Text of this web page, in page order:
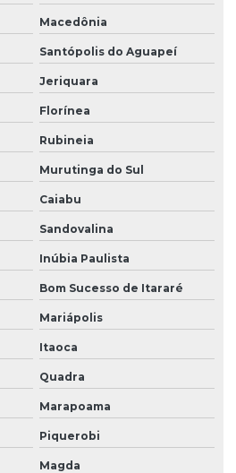
Macedônia
Santópolis do Aguapeí
Jeriquara
Florínea
Rubineia
Murutinga do Sul
Caiabu
Sandovalina
Inúbia Paulista
Bom Sucesso de Itararé
Mariápolis
Itaoca
Quadra
Marapoama
Piquerobi
Magda